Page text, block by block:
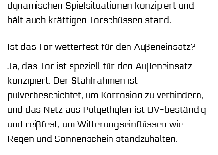
dynamischen Spielsituationen konzipiert und
hält auch kräftigen Torschüssen stand.
Ist das Tor wetterfest für den Außeneinsatz?
Ja, das Tor ist speziell für den Außeneinsatz
konzipiert. Der Stahlrahmen ist
pulverbeschichtet, um Korrosion zu verhindern,
und das Netz aus Polyethylen ist UV-beständig
und reißfest, um Witterungseinflüssen wie
Regen und Sonnenschein standzuhalten.